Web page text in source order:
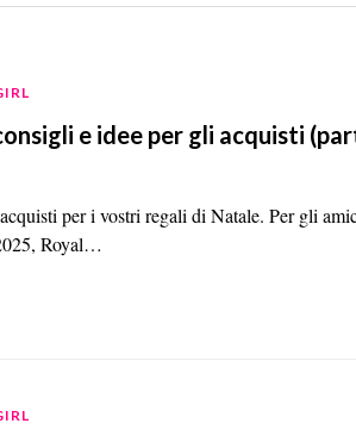
e idee per gli acquisti
per i vostri regali di Natale. Per gli
Royal…